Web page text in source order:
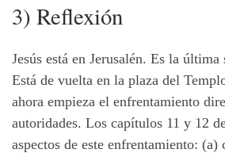
3) Reflexión
Jesús está en Jerusalén. Es la última
Está de vuelta en la plaza del
ahora empieza el enfrentamiento
autoridades. Los capítulos 11 y 12
aspectos de este enfrentamiento: (a)